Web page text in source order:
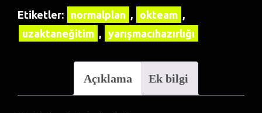
Etiketler:
normalplan , okteam ,
uzaktaneğitim , yarışmacıhazırlığı
Açıklama Ek bilgi